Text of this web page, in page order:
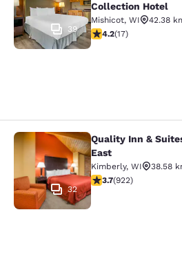
39
Collection Hotel
Mishicot, WI
42.38
classificação 4.24
4.2(17)
Quality Inn &
32
Quality Inn &
East
Kimberly, WI
38.58
classificação 3.74
3.7(922)